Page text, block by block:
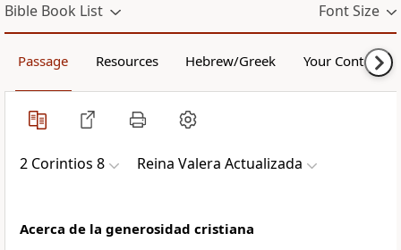
Bible Book List Font Size
Passage Resources Hebrew/Greek Your Content
2 Corintios 8 Reina Valera Actualizada
Acerca de la generosidad cristiana